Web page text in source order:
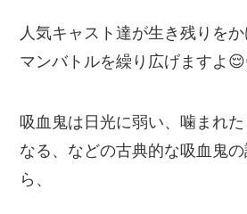
人気キャスト達が生き残りを
マンバトルを繰り広げますよ
吸血鬼は日光に弱い、噛まれ
なる、などの古典的な吸血鬼
ら、